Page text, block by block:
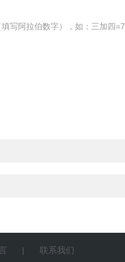
写阿拉伯数字），如：三加四=7
| 联系我们